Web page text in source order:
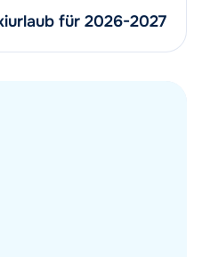
für 2026-2027